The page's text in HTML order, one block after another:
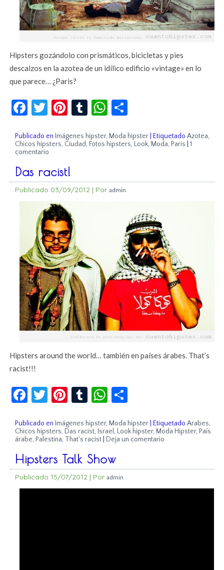
Hipsters gozándolo con prismáticos, bicicletas y pies
descalzos en la azotea de un idílico edificio «vintage» en lo
que parece… ¿Paris?
Facebook
Twitter
Pinterest
TumblrWhatsApp
Publicado en Imágenes hipster, Moda hipster Etiquetado Azotea,
Chicos hipsters, Ciudad, Fotos hipsters, Look, Moda, Paris |1
comentario
Das racist!
Publicado 03/09/2012 | Por admin
Hipsters around the world… también en países árabes. That’s
racist!!!
Facebook
Twitter
Pinterest
TumblrWhatsApp
Publicado en Imágenes hipster, Moda hipster |Etiquetado Arabes,
Chicos hipsters, Das racist, Israel, Look hipster, Moda Hipster, País
árabe, Palestina, That's racist Deja un comentario
Hipsters Talk Show
Publicado 15/07/2012 | Por admin